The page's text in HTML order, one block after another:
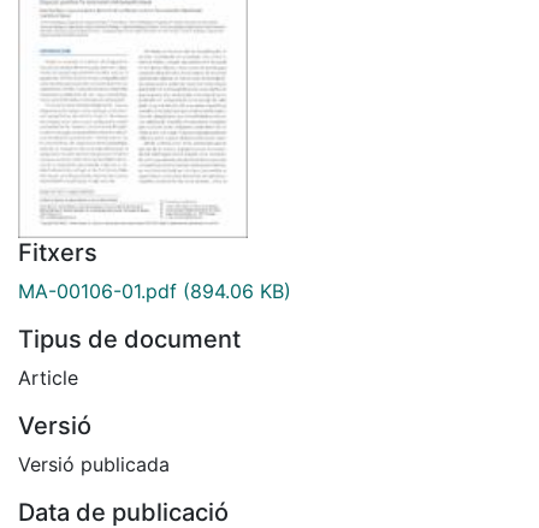
Fitxers
MA-00106-01.pdf (894.06 KB)
Tipus de document
Article
Versió
Versió publicada
Data de publicació